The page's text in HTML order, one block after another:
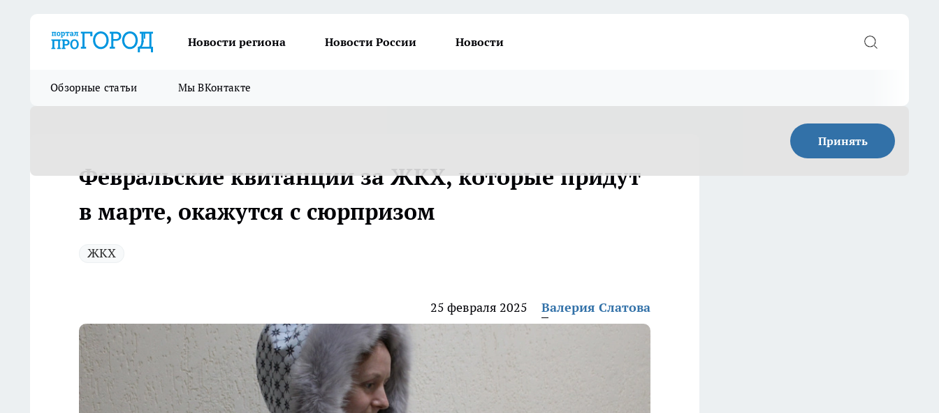
Новости региона Новости России Новости
Обзорные статьи Мы ВКонтакте
Принять
Февральские квитанции за ЖКХ, которые придут
в марте, окажутся с сюрпризом
ЖКХ
25 февраля 2025 Валерия Слатова